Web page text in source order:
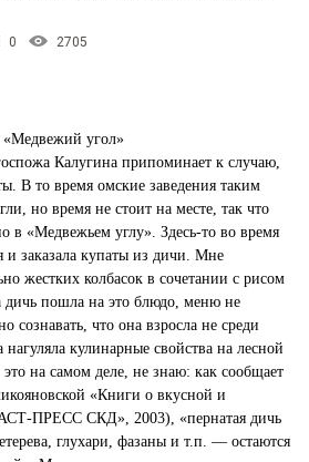
0 2705
«Медвежий угол»
Калугина припоминает к случаю,
В то время омские заведения таким
но время не стоит на месте, так что
в «Медвежьем углу». Здесь-то во время
и заказала купаты из дичи. Мне
жестких колбасок в сочетании с рисом
дичь пошла на это блюдо, меню не
сознавать, что она взросла не среди
нагуляла кулинарные свойства на лесной
на самом деле, не знаю: как сообщает
«Книги о вкусной и
ПРЕСС СКД», 2003), «пернатая дичь
глухари, фазаны и т.п. — остаются